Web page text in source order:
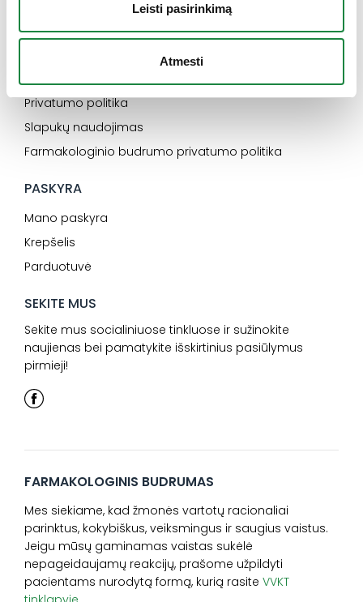
Leisti pasirinkimą
Atmesti
Elektroninės parduotuvės pirkimo taisyklės
Privatumo politika
Slapukų naudojimas
Farmakologinio budrumo privatumo politika
PASKYRA
Mano paskyra
Krepšelis
Parduotuvė
SEKITE MUS
Sekite mus socialiniuose tinkluose ir sužinokite
naujienas bei pamatykite išskirtinius pasiūlymus
pirmieji!
FARMAKOLOGINIS BUDRUMAS
Mes siekiame, kad žmonės vartotų racionaliai
parinktus, kokybiškus, veiksmingus ir saugius vaistus.
Jeigu mūsų gaminamas vaistas sukėlė
nepageidaujamų reakcijų, prašome užpildyti
pacientams nurodytą formą, kurią rasite VVKT